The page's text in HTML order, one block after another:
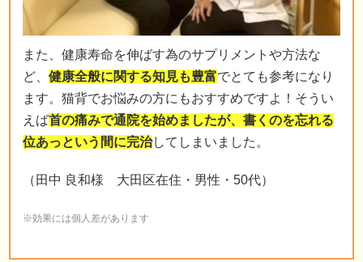
また、健康寿命を伸ばす為のサプリメントや方法な
ど、 健康全般に関する知見も豊富でとても参考になり
ます。猫背でお悩みの方にもおすすめですよ！そうい
えば首の痛みで通院を始めましたが、書くのを忘れる
位あっという間に完治してしまいました。
（田中 良和様 大田区在住・男性・50代）
※効果には個人差があります